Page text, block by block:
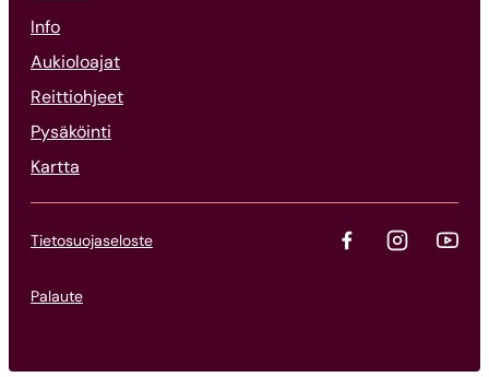
Info
Aukioloajat
Reittiohjeet
Pysäköinti
Kartta
Tietosuojaseloste
Palaute